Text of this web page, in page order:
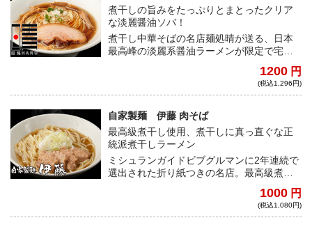
煮干しの旨みをたっぷりとまとったクリア
な淡麗醤油ソバ！
煮干し中華そばの名店麺処晴が送る、日本
最高峰の淡麗系醤油ラーメンが限定で宅麺
若男女問わず好まれる、完成度抜群の逸品
1200 円
(税込1,296円)
自家製麺 伊藤 肉そば
最高級煮干し使用、煮干しに真っ直ぐな正
統派煮干しラーメン
ミシュランガイドビブグルマンに2年連続で
選出された折り紙つきの名店。最高級煮干
プと、自家製低加水ストレート麺が見事に
1000 円
(税込1,080円)